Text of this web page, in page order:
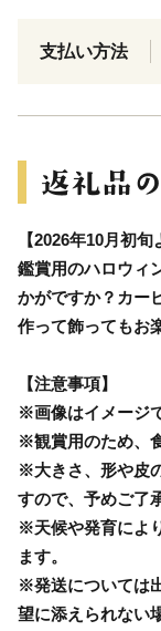
支払い方法
【2026年10月初旬
鑑賞用のハロウィ
かがですか？カー
作って飾ってもお
【注意事項】
※画像はイメージ
※観賞用のため、
※大きさ、形や皮
すので、予めご了
※天候や発育によ
ます。
※発送については
望に添えられない